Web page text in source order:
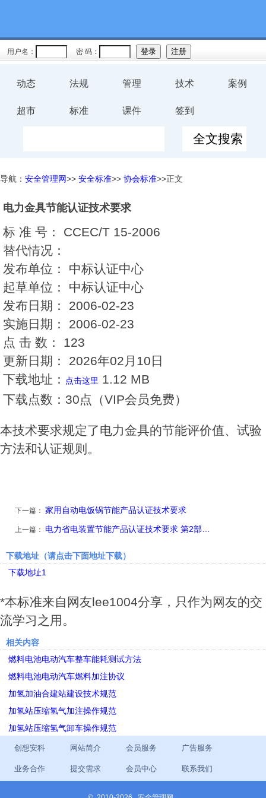
用户名： 密 码：
动态 法规 管理 技术 案例
超市 标准 课件 签到
导航： 安全管理网>> 安全标准>> 协会标准>>正文
电力金具节能认证技术要求
标 准 号： CCEC/T 15-2006
替代情况：
发布单位： 中标认证中心
起草单位： 中标认证中心
发布日期： 2006-02-23
实施日期： 2006-02-23
点 击 数： 123
更新日期： 2026年02月10日
下载地址：
点击这里 1.12 MB
下载点数： 30点（VIP会员免费）
本技术要求规定了电力金具的节能评价值、试验
方法和认证规则。
下一篇： 家用自动电饭锅节能产品认证技术要求
上一篇： 电力省电装置节能产品认证技术要求 第2部…
下载地址（请点击下面地址下载）
下载地址1
*本标准来自网友lee1004分享，只作为网友的交
流学习之用。
相关内容
燃料电池电动汽车整车能耗测试方法
燃料电池电动汽车燃料加注协议
加氢加油合建站建设技术规范
加氢站压缩氢气加注操作规范
加氢站压缩氢气卸车操作规范
创想安科 网站简介 会员服务 广告服务
业务合作 提交需求 会员中心 联系我们